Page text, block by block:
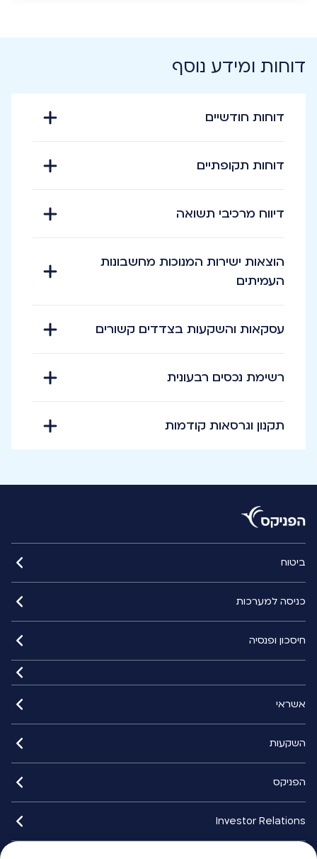
דוחות ומידע נוסף
דוחות חודשיים
דוחות תקופתיים
דיווח מרכיבי תשואה
הוצאות ישירות המנוכות מחשבונות
העמיתים
עסקאות והשקעות בצדדים קשורים
רשימת נכסים רבעונית
תקנון וגרסאות קודמות
ביטוח
כניסה למערכות
חיסכון ופנסיה
אשראי
השקעות
הפניקס
Investor Relations